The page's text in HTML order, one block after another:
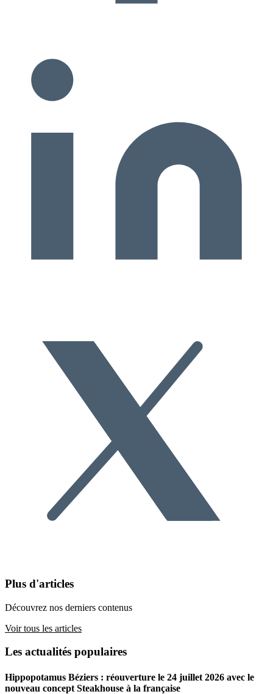
Plus d'articles
Découvrez nos derniers contenus
Voir tous les articles
Les actualités populaires
Hippopotamus Béziers : réouverture le 24 juillet 2026 avec le
nouveau concept Steakhouse à la française